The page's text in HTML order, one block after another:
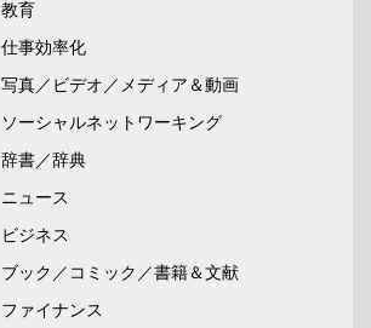
教育
仕事効率化
写真／ビデオ／メディア＆動画
ソーシャルネットワーキング
辞書／辞典
ニュース
ビジネス
ブック／コミック／書籍＆文献
ファイナンス